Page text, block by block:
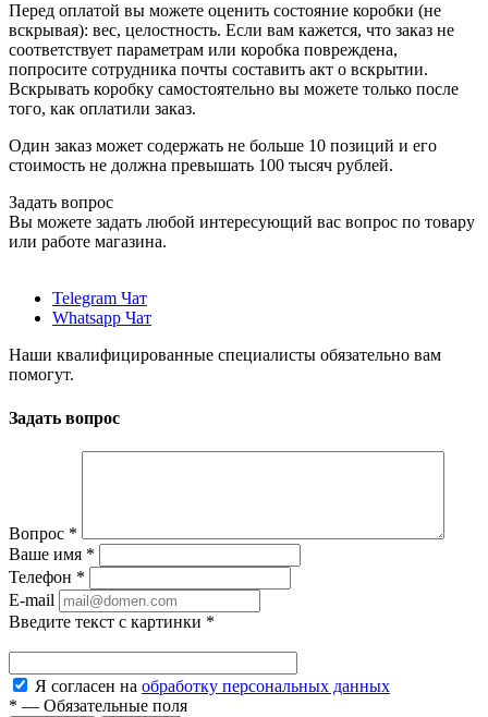
Перед оплатой вы можете оценить состояние коробки (не
вскрывая): вес, целостность. Если вам кажется, что заказ не
соответствует параметрам или коробка повреждена,
попросите сотрудника почты составить акт о вскрытии.
Вскрывать коробку самостоятельно вы можете только после
того, как оплатили заказ.
Один заказ может содержать не больше 10 позиций и его
стоимость не должна превышать 100 тысяч рублей.
Задать вопрос
Вы можете задать любой интересующий вас вопрос по товару
или работе магазина.
Telegram Чат
Whatsapp Чат
Наши квалифицированные специалисты обязательно вам
помогут.
Задать вопрос
Вопрос *
Ваше имя *
Телефон *
E-mail
Введите текст с картинки *
Я согласен на обработку персональных данных
* — Обязательные поля